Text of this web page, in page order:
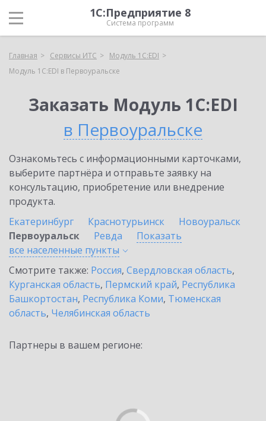
1С:Предприятие 8
Система программ
Главная Сервисы ИТС
Модуль 1C:EDI
Модуль 1C:EDI в Первоуральске
Заказать Модуль 1C:EDI
в Первоуральске
Ознакомьтесь с информационными карточками,
выберите партнёра и отправьте заявку на
консультацию, приобретение или внедрение
продукта.
Екатеринбург
Краснотурьинск
Новоуральск
Первоуральск
Ревда
Показать
все населенные пункты
Смотрите также: Россия, Свердловская область,
Курганская область, Пермский край, Республика
Башкортостан, Республика Коми, Тюменская
область, Челябинская область
Партнеры в вашем регионе: